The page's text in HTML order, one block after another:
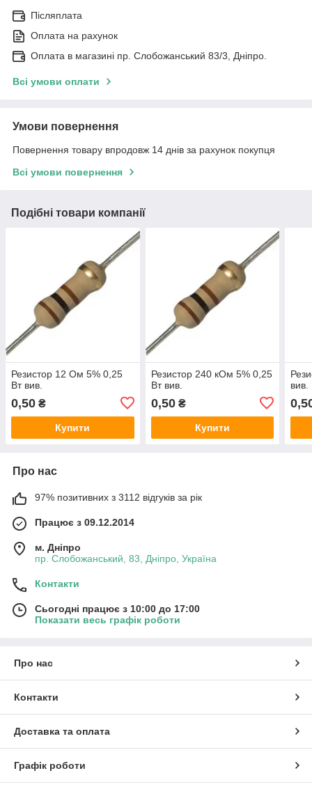
Післяплата
Оплата на рахунок
Оплата в магазині пр. Слобожанський 83/3, Дніпро.
Всі умови оплати
Умови повернення
Повернення товару впродовж 14 днів за рахунок покупця
Всі умови повернення
Подібні товари компанії
Резистор 12 Ом 5% 0,25
Вт вив.
0,50 ₴
Купити
Резистор 240 кОм 5% 0,25
Вт вив.
0,50₴
Купити
вив.
Про нас
97% позитивних з 3112 відгуків за рік
Працює з 09.12.2014
м. Дніпро
пр. Слобожанський, 83, Дніпро, Україна
Контакти
Сьогодні працює з 10:00 до 17:00
Показати весь графік роботи
Про нас
Контакти
Доставка та оплата
Графік роботи